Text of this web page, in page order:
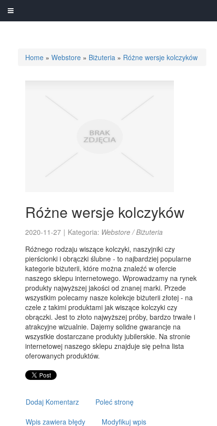
Home »Webstore » Biżuteria » Różne wersje kolczyków
Różne wersje kolczyków
2020-11-27 | Kategoria: Webstore / Biżuteria
Różnego rodzaju wiszące kolczyki, naszyjniki czy
pierścionki i obrączki ślubne - to najbardziej popularne
kategorie biżuterii, które można znaleźć w ofercie
naszego sklepu internetowego. Wprowadzamy na rynek
produkty najwyższej jakości od znanej marki. Przede
wszystkim polecamy nasze kolekcje biżuterii złotej - na
czele z takimi produktami jak wiszące kolczyki czy
obrączki. Jest to złoto najwyższej próby, bardzo trwałe i
atrakcyjne wizualnie. Dajemy solidne gwarancje na
wszystkie dostarczane produkty jubilerskie. Na stronie
internetowej naszego sklepu znajduje się pełna lista
oferowanych produktów.
Dodaj Komentarz Poleć stronę
Wpis zawiera błędy Modyfikuj wpis